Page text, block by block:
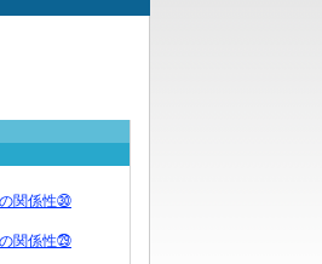
関係性㉚
関係性㉙